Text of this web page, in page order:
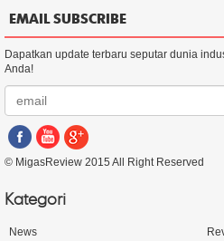
EMAIL SUBSCRIBE
Dapatkan update terbaru seputar dunia
Anda!
© MigasReview 2015 All Right Reserved
Kategori
News